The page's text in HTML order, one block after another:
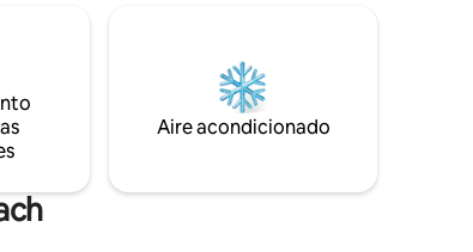
Desafortunadamente, nuestra
propiedad no está preparada para alojar
Aire acondicionado